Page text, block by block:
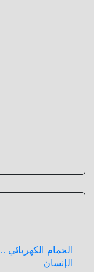
الحمام
الإنسان